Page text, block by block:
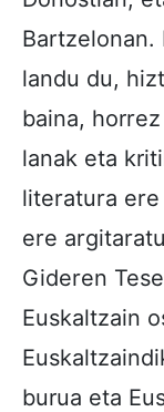
Bartzelonan.
landu du,
baina,
lanak eta
literatura
ere
Gideren
Euskaltzain
burua eta